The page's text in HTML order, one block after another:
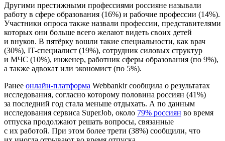
Другими престижными профессиями россияне называли
работу в сфере образования (16%) и рабочие профессии (14%).
Участники опроса также назвали профессии, представителями
которых они больше всего желают видеть своих детей
и внуков. В пятёрку вошли такие специальности, как врач
(30%), IT-специалист (19%), сотрудник силовых структур
и МЧС (10%), инженер, работник сферы образования (по 9%),
а также адвокат или экономист (по 5%).
Ранее онлайн-платформа Webbankir сообщила о результатах
исследования, согласно которому половина россиян (41%)
за последний год стала меньше отдыхать. А по данным
исследования сервиса SuperJob, около 79% россиян во время
отпуска продолжают решать вопросы, связанные
с их работой. При этом более трети (38%) сообщили, что